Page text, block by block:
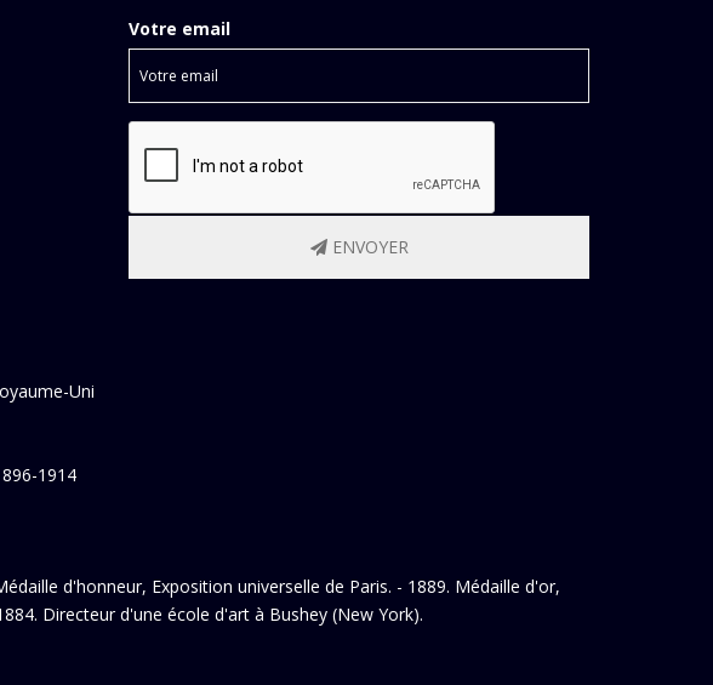
Votre email
ENVOYER
Uni
1914
d'honneur, Exposition universelle de Paris. - 1889. Médaille d'or,
Directeur d'une école d'art à Bushey (New York).